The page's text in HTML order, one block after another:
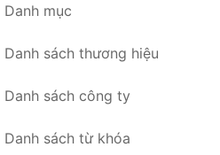
Danh mục
Danh sách thương hiệu
Danh sách công ty
Danh sách từ khóa